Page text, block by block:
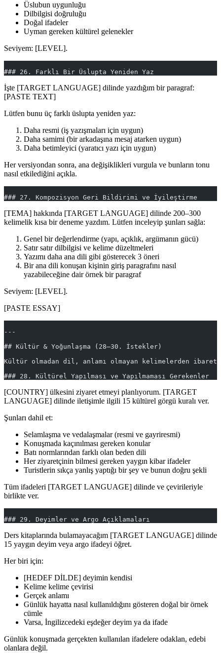
Üslubun uygunluğu
Dilbilgisi doğruluğu
Doğal ifadeler
Uyman gereken kültürel gelenekler
Seviyem: [LEVEL].
### 26. Farklı Bir Üslupta Yeniden Yaz
İşte [TARGET LANGUAGE] dilinde yazdığım bir paragraf:
[PASTE TEXT]
Lütfen bunu üç farklı üslupta yeniden yaz:
Daha resmi (iş yazışmaları için uygun)
Daha samimi (bir arkadaşına mesaj atarken uygun)
Daha betimleyici (yaratıcı yazı için uygun)
Her versiyondan sonra, ana değişiklikleri vurgula ve bunların tonu
nasıl etkilediğini açıkla.
### 27. Kompozisyon Geri Bildirimi ve İyileştirme
[TEMA] hakkında [TARGET LANGUAGE] dilinde 200–300
kelimelik kısa bir deneme yazdım. Lütfen inceleyip şunları sağla:
Genel bir değerlendirme (yapı, açıklık, argümanın gücü)
Satır satır dilbilgisi ve kelime düzeltmeleri
Yazımı daha ana dili gibi gösterecek 3 öneri
Bir ana dili konuşan kişinin giriş paragrafını nasıl
yazabileceğine dair örnek bir paragraf
Seviyem: [LEVEL].
[PASTE ESSAY]
---
## Kültür & Yoğunlaşma (28–30. İstekler)
Kültür olmadan dil, anlamı olmayan kelimelerden
### 28. Kültürel Yapılması ve Yapılmaması Gerekenler
[COUNTRY] ülkesini ziyaret etmeyi planlıyorum. [TARGET
LANGUAGE] dilinde iletişimle ilgili 15 kültürel görgü kuralı ver.
Şunları dahil et:
Selamlaşma ve vedalaşmalar (resmi ve gayriresmi)
Konuşmada kaçınılması gereken konular
Batı normlarından farklı olan beden dili
Her ziyaretçinin bilmesi gereken yaygın kibar ifadeler
Turistlerin sıkça yanlış yaptığı bir şey ve bunun doğru şekli
Tüm ifadeleri [TARGET LANGUAGE] dilinde ve çevirileriyle
birlikte ver.
### 29. Deyimler ve Argo Açıklamaları
Ders kitaplarında bulamayacağım [TARGET LANGUAGE] dilinde
15 yaygın deyim veya argo ifadeyi öğret.
Her biri için:
[HEDEF DİLDE] deyimin kendisi
Kelime kelime çevirisi
Gerçek anlamı
Günlük hayatta nasıl kullanıldığını gösteren doğal bir örnek
cümle
Varsa, İngilizcedeki eşdeğer deyim ya da ifade
Günlük konuşmada gerçekten kullanılan ifadelere odaklan, edebi
olanlara değil.